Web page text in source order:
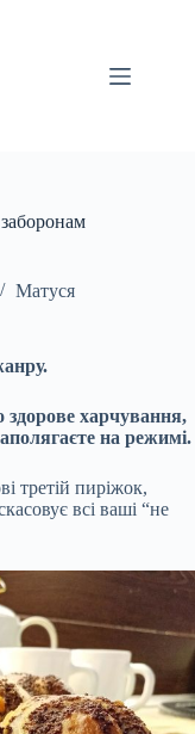
Матуся
здорове харчування,
на режимі.
третій пиріжок,
всі ваші “не